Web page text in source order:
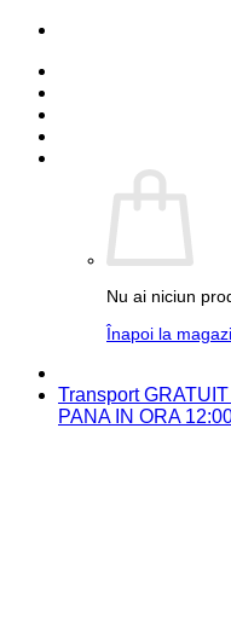
Skip
content
Nu ai niciun
Înapoi la
Transport
PANA IN ORA